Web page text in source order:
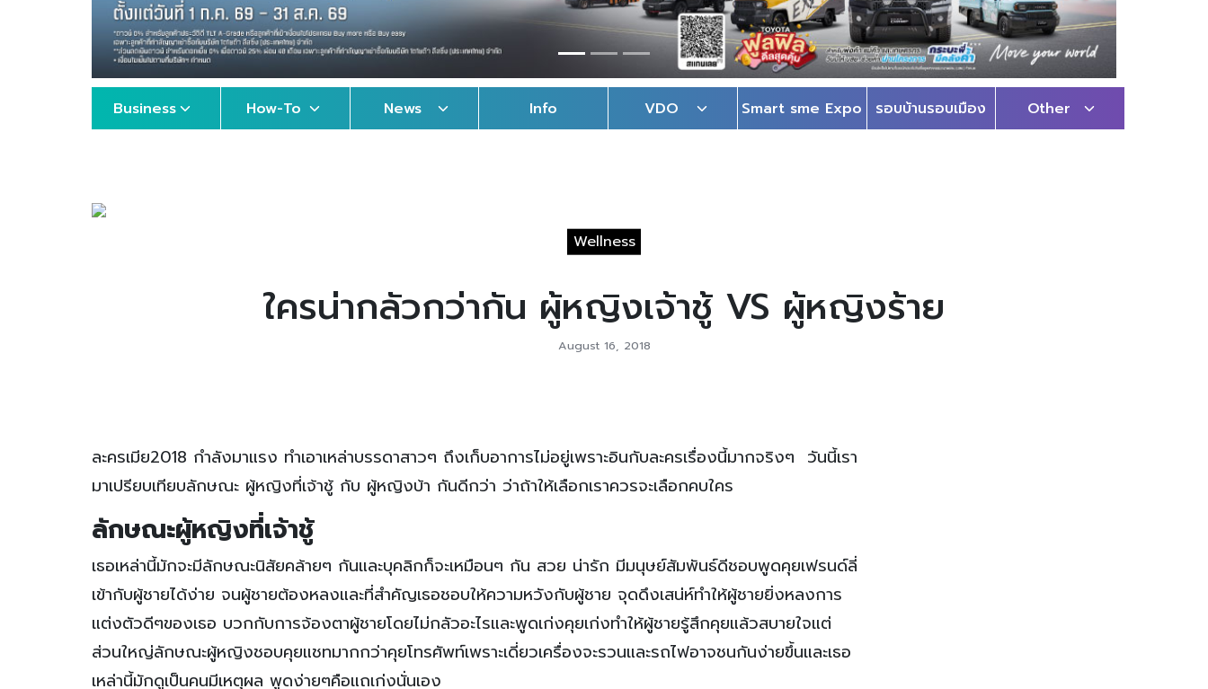
Business How-To News Info VDO Smart sme Expo รอบบ้านรอบเมือง Other
Wellness
ใครน่ากลัวกว่ากัน ผู้หญิงเจ้าชู้ VS ผู้หญิงร้าย
August 16, 2018
ละครเมีย2018 กำลังมาแรง ทำเอาเหล่าบรรดาสาวๆ ถึงเก็บอาการไม่อยู่เพราะอินกับละครเรื่องนี้มากจริงๆ วันนี้เรา
มาเปรียบเทียบลักษณะ ผู้หญิงที่เจ้าชู้ กับ ผู้หญิงบ้า กันดีกว่า ว่าถ้าให้เลือกเราควรจะเลือกคบใคร
ลักษณะผู้หญิงที่เจ้าชู้
เธอเหล่านี้มักจะมีลักษณะนิสัยคล้ายๆ กันและบุคลิกก็จะเหมือนๆ กัน สวย น่ารัก มีมนุษย์สัมพันธ์ดีชอบพูดคุยเฟรนด์ลี่
เข้ากับผู้ชายได้ง่าย จนผู้ชายต้องหลงและที่สำคัญเธอชอบให้ความหวังกับผู้ชาย จุดดึงเสน่ห์ทำให้ผู้ชายยิ่งหลงการ
แต่งตัวดีๆของเธอ บวกกับการจ้องตาผู้ชายโดยไม่กลัวอะไรและพูดเก่งคุยเก่งทำให้ผู้ชายรู้สึกคุยแล้วสบายใจแต่
ส่วนใหญ่ลักษณะผู้หญิงชอบคุยแชทมากกว่าคุยโทรศัพท์เพราะเดี่ยวเครื่องจะรวนและรถไฟอาจชนกันง่ายขึ้นและเธอ
เหล่านี้มักดูเป็นคนมีเหตุผล พูดง่ายๆคือแถเก่งนั่นเอง